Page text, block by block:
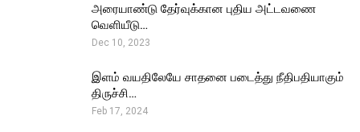
அரையாண்டு தேர்வுக்கான புதிய அட்டவணை
வெளியீடு…
Dec 10, 2023
இளம் வயதிலேயே சாதனை படைத்து நீதிபதியாகும்
திருச்சி…
Feb 17, 2024